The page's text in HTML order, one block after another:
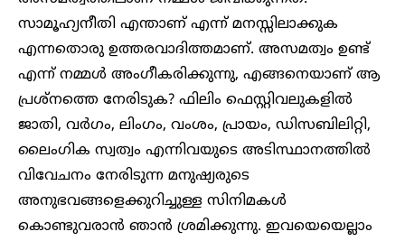
സാമൂഹ്യനീതി എന്താണ് എന്ന് മനസ്സിലാക്കുക
എന്നതൊരു ഉത്തരവാദിത്തമാണ്. അസമത്വം ഉണ്ട്
എന്ന് നമ്മൾ അംഗീകരിക്കുന്നു, എങ്ങനെയാണ് ആ
പ്രശ്‌നത്തെ നേരിടുക? ഫിലിം ഫെസ്റ്റിവലുകളിൽ
ജാതി, വർഗം, ലിംഗം, വംശം, പ്രായം, ഡിസബിലിറ്റി,
ലൈംഗിക സ്വത്വം എന്നിവയുടെ അടിസ്ഥാനത്തിൽ
വിവേചനം നേരിടുന്ന മനുഷ്യരുടെ
അനുഭവങ്ങളെക്കുറിച്ചുള്ള സിനിമകൾ
കൊണ്ടുവരാൻ ഞാൻ ശ്രമിക്കുന്നു. ഇവയെയെല്ലാം